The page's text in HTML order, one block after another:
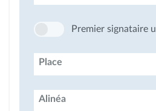
Premier signataire
Place
Alinéa